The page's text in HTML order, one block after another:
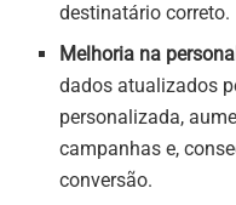
destinatário correto.
Melhoria na
dados atualizados
personalizada,
campanhas e,
conversão.